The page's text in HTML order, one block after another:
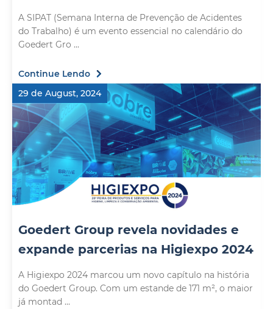
A SIPAT (Semana Interna de Prevenção de Acidentes
do Trabalho) é um evento essencial no calendário do
Goedert Gro ...
Continue Lendo
29 de August, 2024
Goedert Group revela novidades e
expande parcerias na Higiexpo 2024
A Higiexpo 2024 marcou um novo capítulo na história
do Goedert Group. Com um estande de 171 m², o maior
já montad ...